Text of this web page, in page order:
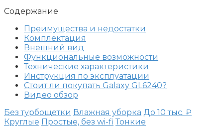
Содержание
Преимущества и недостатки
Комплектация
Внешний вид
Функциональные возможности
Технические характеристики
Инструкция по эксплуатации
Стоит ли покупать Galaxy GL6240?
Видео обзор
Без турбощетки Влажная уборка До 10 тыс. ₽
Круглые Простые, без wi-fi Тонкие